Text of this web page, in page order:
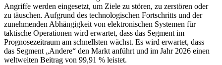
Angriffe werden eingesetzt, um Ziele zu stören, zu zerstören oder
zu täuschen. Aufgrund des technologischen Fortschritts und der
zunehmenden Abhängigkeit von elektronischen Systemen für
taktische Operationen wird erwartet, dass das Segment im
Prognosezeitraum am schnellsten wächst. Es wird erwartet, dass
das Segment „Andere“ den Markt anführt und im Jahr 2026 einen
weltweiten Beitrag von 99,91 % leistet.